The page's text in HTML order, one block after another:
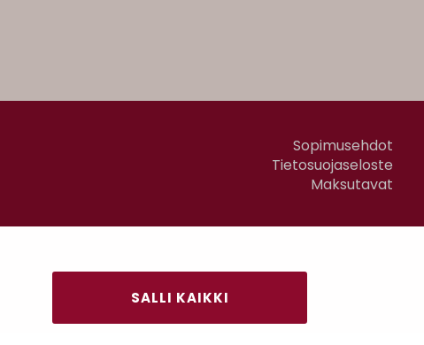
SALLI KAIKKI
Sopimusehdot
Tietosuojaseloste
Maksutavat